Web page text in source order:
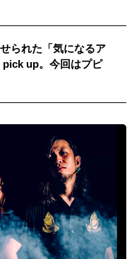
#ロック
られた「気になるア
up。今回はプピ